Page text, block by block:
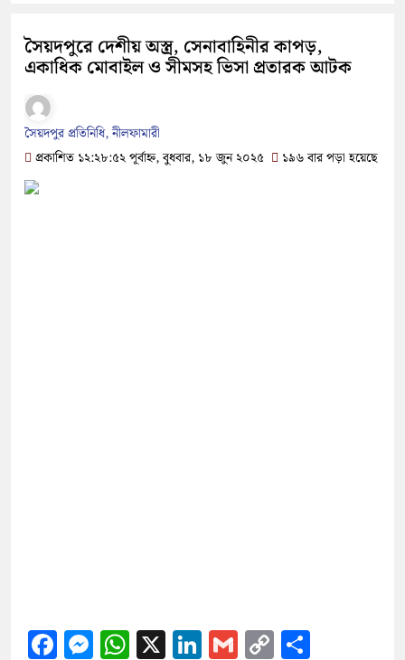
সৈয়দপুরে দেশীয় অস্ত্র, সেনাবাহিনীর কাপড়,
একাধিক মোবাইল ও সীমসহ ভিসা প্রতারক আটক
সৈয়দপুর প্রতিনিধি, নীলফামারী
প্রকাশিত ১২:২৮:৫২ পূর্বাহ্ন, বুধবার, ১৮ জুন ২০২৫
১৯৬ বার পড়া হয়েছে
Facebook
Messenger
WhatsApp
X LinkedIn
GmailCopy